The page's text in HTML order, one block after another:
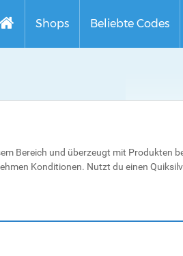
Shops Beliebte Codes
Bereich und überzeugt mit Produkten
Konditionen. Nutzt du einen